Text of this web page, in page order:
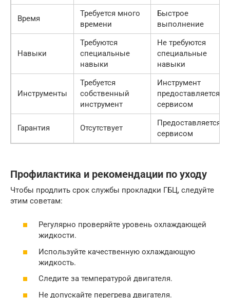
Время
Требуется много
времени
Быстрое
выполнение
Навыки
Требуются
специальные
навыки
Не требуются
специальные
навыки
Инструменты
Требуется
собственный
инструмент
Инструмент
предоставляется
сервисом
Гарантия Отсутствует
Предоставляется
сервисом
Профилактика и рекомендации по уходу
Чтобы продлить срок службы прокладки ГБЦ, следуйте
этим советам:
Регулярно проверяйте уровень охлаждающей
жидкости.
Используйте качественную охлаждающую
жидкость.
Следите за температурой двигателя.
Не допускайте перегрева двигателя.